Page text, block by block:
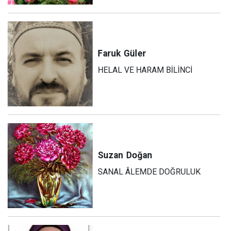
Faruk Güler
HELAL VE HARAM BİLİNCİ
Suzan Doğan
SANAL ÂLEMDE DOĞRULUK